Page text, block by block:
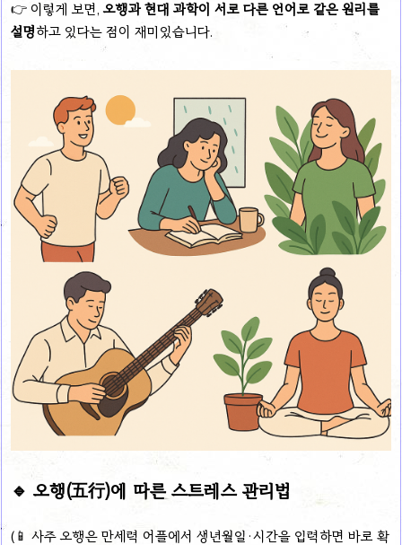
👉 이렇게 보면, 오행과 현대 과학이 서로 다른 언어로 같은 원리를
설명하고 있다는 점이 재미있습니다.
🔹 오행(五行)에 따른 스트레스 관리법
(📱 사주 오행은 만세력 어플에서 생년월일·시간을 입력하면 바로 확